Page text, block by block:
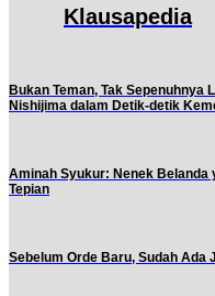
Klausapedia
Bukan Teman, Tak Sepenuhnya
Nishijima dalam Detik-detik
Aminah Syukur: Nenek Belanda
Tepian
Sebelum Orde Baru, Sudah